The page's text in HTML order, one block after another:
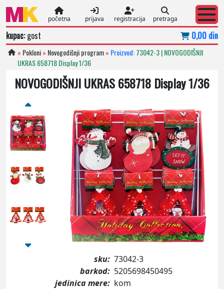
početna prijava registracija pretraga
kupac:gost 0,00 din
» Pokloni» Novogodišnji program» Proizvod:73042-3 | NOVOGODIŠNJI
UKRAS 658718 Display 1/36
NOVOGODIŠNJI UKRAS 658718 Display 1/36
sku: 73042-3
barkod: 5205698450495
jedinica mere: kom